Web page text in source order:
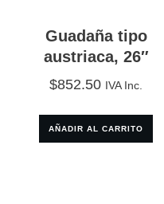
Guadaña tipo
austriaca, 26″
$852.50 IVA Inc.
AÑADIR AL CARRITO